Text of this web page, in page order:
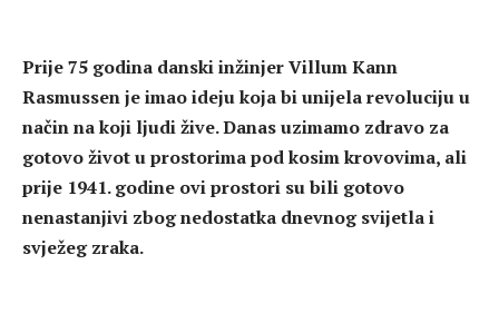
Prije 75 godina danski inžinjer Villum Kann
Rasmussen je imao ideju koja bi unijela revoluciju u
način na koji ljudi žive. Danas uzimamo zdravo za
gotovo život u prostorima pod kosim krovovima, ali
prije 1941. godine ovi prostori su bili gotovo
nenastanjivi zbog nedostatka dnevnog svijetla i
svježeg zraka.